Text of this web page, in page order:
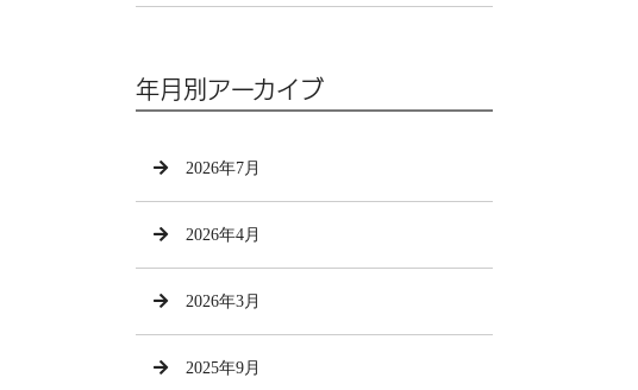
年月別アーカイブ
2026年7月
2026年4月
2026年3月
2025年9月